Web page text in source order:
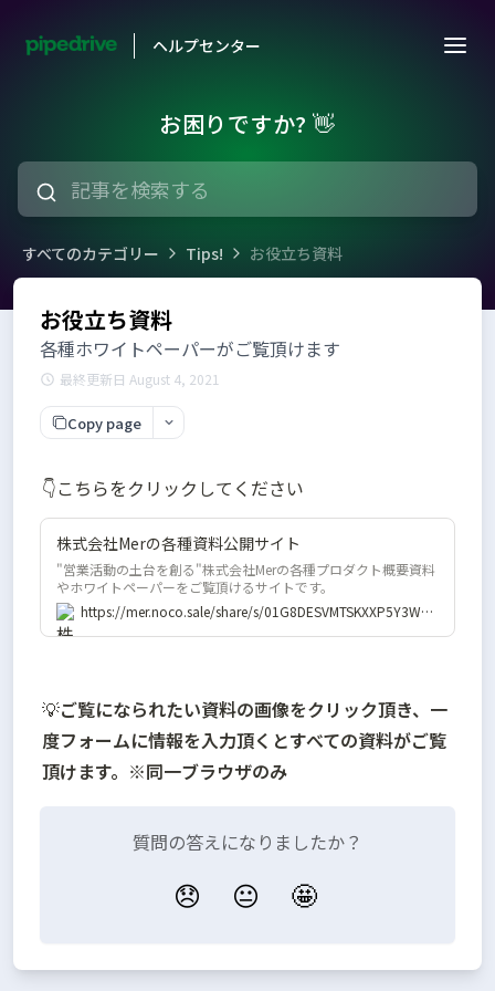
ヘルプセンター
お困りですか? 👋
すべてのカテゴリー Tips! お役立ち資料
お役立ち資料
各種ホワイトペーパーがご覧頂けます
最終更新日 August 4, 2021
Copy page
👇こちらをクリックしてください
株式会社Merの各種資料公開サイト
"営業活動の土台を創る"株式会社Merの各種プロダクト概要資料
やホワイトペーパーをご覧頂けるサイトです。
https://mer.noco.sale/share/s/01G8DESVMTSKXXP5Y3WNWMMFHP
💡ご覧になられたい資料の画像をクリック頂き、一
度フォームに情報を入力頂くとすべての資料がご覧
頂けます。※同一ブラウザのみ
質問の答えになりましたか？
😞 😐 🤩